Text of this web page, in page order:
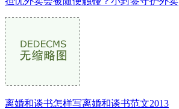
离婚和谈书怎样写离婚和谈书范文2013